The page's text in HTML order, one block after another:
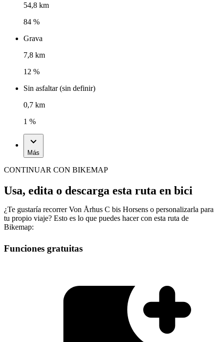
54,8 km
84 %
Grava
7,8 km
12 %
Sin asfaltar (sin definir)
0,7 km
1 %
Más
CONTINUAR CON BIKEMAP
Usa, edita o descarga esta ruta en bici
¿Te gustaría recorrer Von Århus C bis Horsens o personalizarla para
tu propio viaje? Esto es lo que puedes hacer con esta ruta de
Bikemap:
Funciones gratuitas